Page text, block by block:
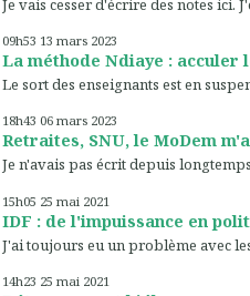
Je vais cesser d'écrire des notes ici.
09h53 13 mars 2023
La méthode Ndiaye : acculer
Le sort des enseignants est en
18h43 06 mars 2023
Retraites, SNU, le MoDem
Je n'avais pas écrit depuis
15h05 25 mai 2021
IDF : de l'impuissance en
J'ai toujours eu un problème avec
14h23 25 mai 2021